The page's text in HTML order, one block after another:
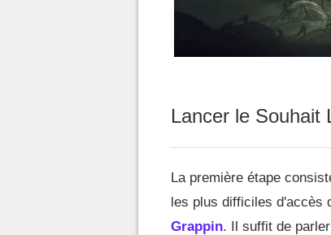
Lancer le Souhait
La première étape
les plus difficiles d'accès
Grappin. Il suffit de